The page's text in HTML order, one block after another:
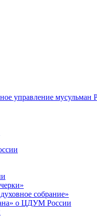
управление мусульман
собрание»
о ЦДУМ России